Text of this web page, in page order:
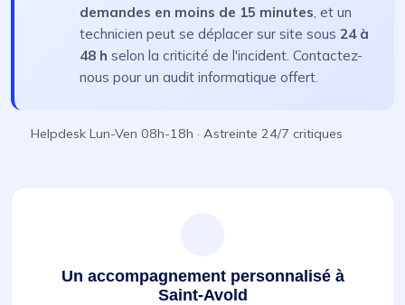
demandes en moins de 15 minutes, et un
technicien peut se déplacer sur site sous 24 à
48 h selon la criticité de l'incident. Contactez-
nous pour un audit informatique offert.
Helpdesk Lun-Ven 08h-18h · Astreinte 24/7 critiques
Un accompagnement personnalisé à
Saint-Avold